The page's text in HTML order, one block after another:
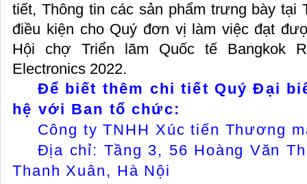
tiết, Thông tin các sản phẩm trưng bày tại
điều kiện cho Quý đơn vị làm việc đạt
Hội chợ Triển lãm Quốc tế Bangkok
Electronics 2022.
Để biết thêm chi tiết Quý Đại
hệ với Ban tổ chức:
Công ty TNHH Xúc tiến Thương
Địa chỉ: Tầng 3, 56 Hoàng Văn
Thanh Xuân, Hà Nội